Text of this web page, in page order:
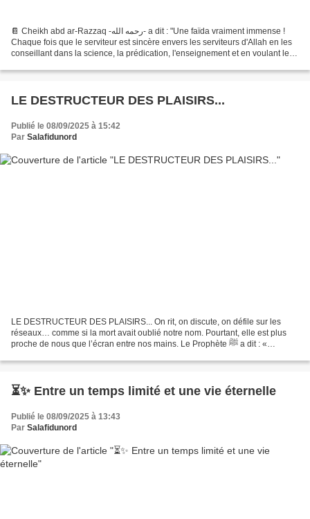
📔 Cheikh abd ar-Razzaq -رحمه الله- a dit : "Une faïda vraiment immense !
Chaque fois que le serviteur est sincère envers les serviteurs d'Allah en les
conseillant dans la science, la prédication, l'enseignement et en voulant le
LE DESTRUCTEUR DES PLAISIRS...
Publié le 08/09/2025 à 15:42
Par Salafidunord
LE DESTRUCTEUR DES PLAISIRS... On rit, on discute, on défile sur les
réseaux… comme si la mort avait oublié notre nom. Pourtant, elle est plus
proche de nous que l’écran entre nos mains. Le Prophète ﷺ a dit : «
⏳✨ Entre un temps limité et une vie éternelle
Publié le 08/09/2025 à 13:43
Par Salafidunord